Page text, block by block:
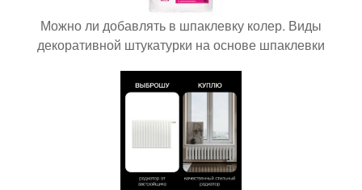
Можно ли добавлять в шпаклевку колер. Виды
декоративной штукатурки на основе шпаклевки